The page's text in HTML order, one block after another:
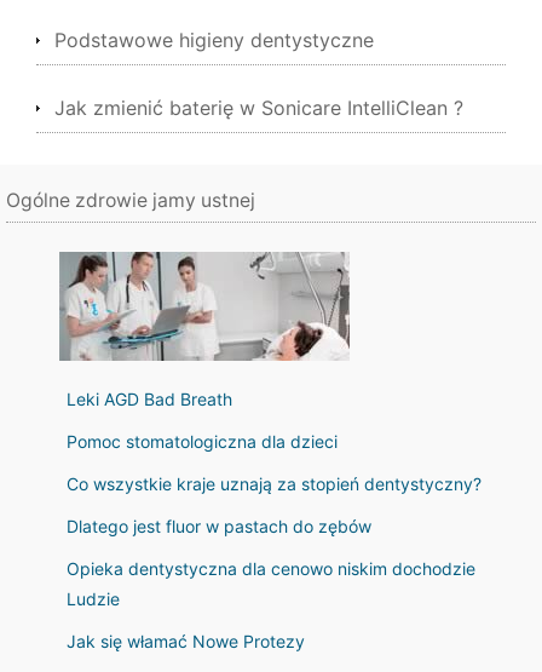
Podstawowe higieny dentystyczne
Jak zmienić baterię w Sonicare IntelliClean ?
Ogólne zdrowie jamy ustnej
Leki AGD Bad Breath
Pomoc stomatologiczna dla dzieci
Co wszystkie kraje uznają za stopień dentystyczny?
Dlatego jest fluor w pastach do zębów
Opieka dentystyczna dla cenowo niskim dochodzie
Ludzie
Jak się włamać Nowe Protezy